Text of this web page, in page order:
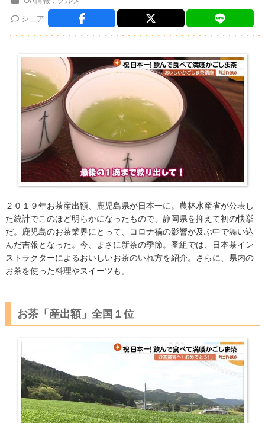
シェア
２０１９年お茶産出額、鹿児島県が日本一に。農林水産省が公表し
た統計でこのほど明らかになったもので、静岡県を抑えて初の快挙
だ。鹿児島のお茶業界にとって、コロナ禍の影響が及ぶ中で舞い込
んだ吉報となった。今、まさに新茶の季節。番組では、日本茶イン
ストラクターによるおいしいお茶のいれ方を紹介。さらに、県内の
お茶を使った料理やスイーツも。
お茶「産出額」全国１位